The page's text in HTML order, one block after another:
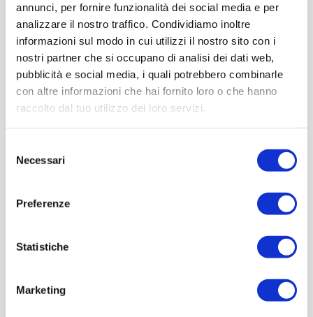
annunci, per fornire funzionalità dei social media e per
analizzare il nostro traffico. Condividiamo inoltre
informazioni sul modo in cui utilizzi il nostro sito con i
nostri partner che si occupano di analisi dei dati web,
pubblicità e social media, i quali potrebbero combinarle
con altre informazioni che hai fornito loro o che hanno
raccolto dal tuo utilizzo dei loro servizi.
delNecessari
Preferenze
Statistiche
Marketing